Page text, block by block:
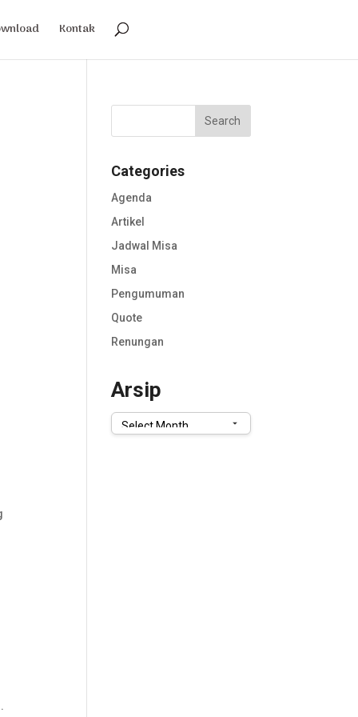
Kontak
Categories
Agenda
Artikel
Jadwal Misa
Misa
Pengumuman
Quote
Renungan
Arsip
Arsip